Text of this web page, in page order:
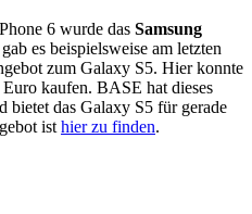
6 wurde das Samsung
es beispielsweise am letzten
zum Galaxy S5. Hier konnte
kaufen. BASE hat dieses
bietet das Galaxy S5 für gerade
ist hier zu finden.